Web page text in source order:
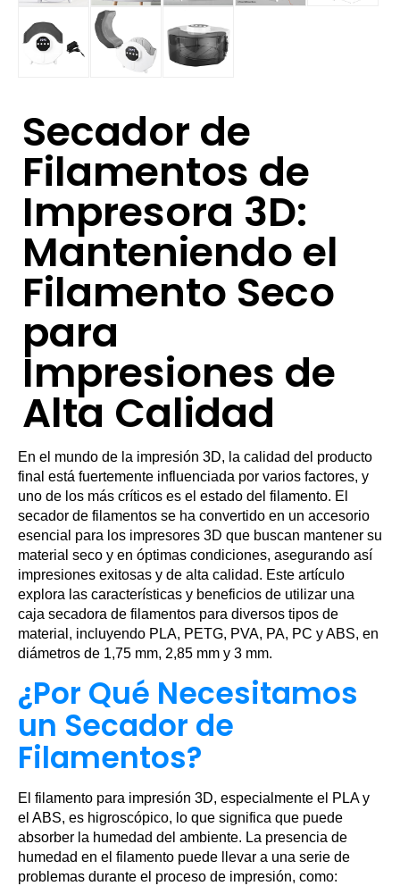
Secador de
Filamentos de
Impresora 3D:
Manteniendo el
Filamento Seco
para
Impresiones de
Alta Calidad
En el mundo de la impresión 3D, la calidad del producto
final está fuertemente influenciada por varios factores, y
uno de los más críticos es el estado del filamento. El
secador de filamentos se ha convertido en un accesorio
esencial para los impresores 3D que buscan mantener su
material seco y en óptimas condiciones, asegurando así
impresiones exitosas y de alta calidad. Este artículo
explora las características y beneficios de utilizar una
caja secadora de filamentos para diversos tipos de
material, incluyendo PLA, PETG, PVA, PA, PC y ABS, en
diámetros de 1,75 mm, 2,85 mm y 3 mm.
¿Por Qué Necesitamos
un Secador de
Filamentos?
El filamento para impresión 3D, especialmente el PLA y
el ABS, es higroscópico, lo que significa que puede
absorber la humedad del ambiente. La presencia de
humedad en el filamento puede llevar a una serie de
problemas durante el proceso de impresión, como: